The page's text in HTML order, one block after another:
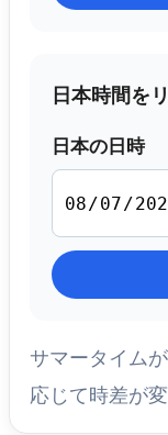
日本時間を
日本の日時
サマータイム
応じて時差が